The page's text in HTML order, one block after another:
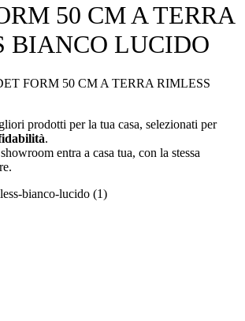
50 CM A TERRA
BIANCO LUCIDO
FORM 50 CM A TERRA RIMLESS
prodotti per la tua casa, selezionati per
.
entra a casa tua, con la stessa